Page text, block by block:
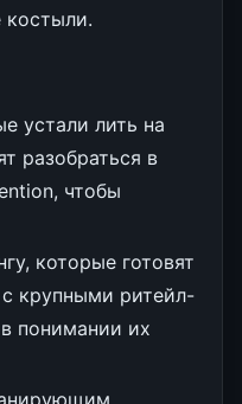
костыли.
устали лить на
разобраться в
чтобы
которые готовят
крупными ритейл-
понимании их